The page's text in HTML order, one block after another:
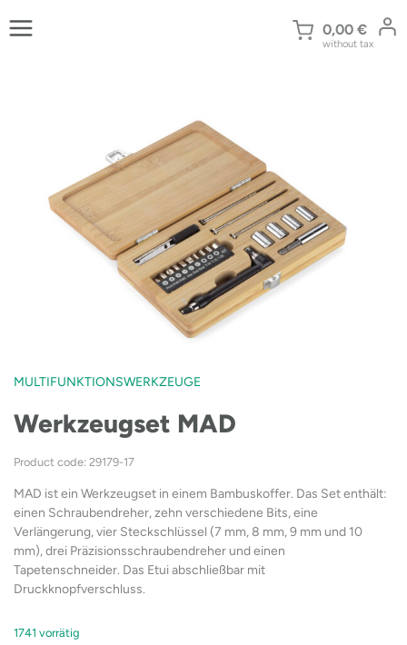
Inhalt
0,00 €
without tax
MULTIFUNKTIONSWERKZEUGE
Werkzeugset MAD
Product code: 29179-17
MAD ist ein Werkzeugset in einem Bambuskoffer. Das Set enthält:
einen Schraubendreher, zehn verschiedene Bits, eine
Verlängerung, vier Steckschlüssel (7 mm, 8 mm, 9 mm und 10
mm), drei Präzisionsschraubendreher und einen
Tapetenschneider. Das Etui abschließbar mit
Druckknopfverschluss.
1741 vorrätig